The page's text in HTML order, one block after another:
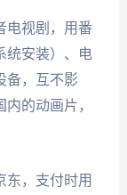
电视剧，用番
统安装）、电
备，互不影
内的动画片，
东，支付时用